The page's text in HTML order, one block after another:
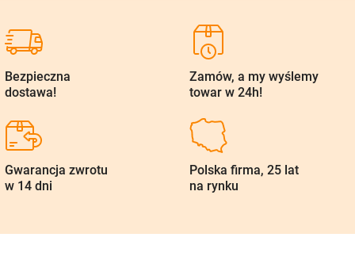
Bezpieczna
dostawa!
Zamów, a my wyślemy
towar w 24h!
Gwarancja zwrotu
w 14 dni
Polska firma, 25 lat
na rynku